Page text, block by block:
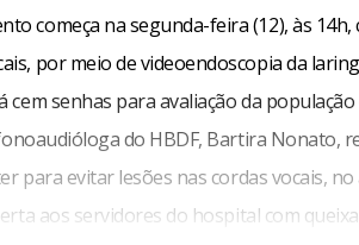
começa na segunda-feira (12), às
por meio de videoendoscopia da
senhas para avaliação da população
do HBDF, Bartira Nonato,
para evitar lesões nas cordas vocais,
aos servidores do hospital com